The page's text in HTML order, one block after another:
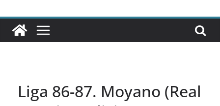
Liga 86-87. Moyano (Real